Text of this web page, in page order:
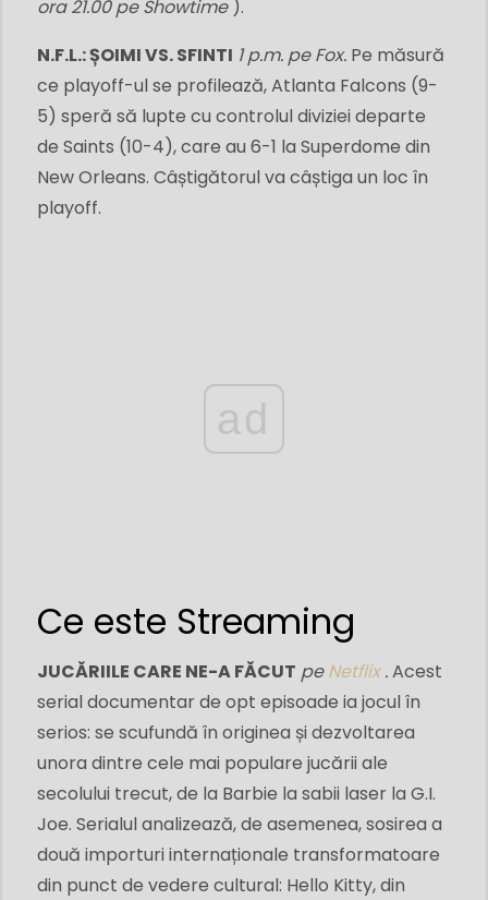
ora 21.00 pe Showtime).
N.F.L.: ȘOIMI VS. SFINTI 1 p.m. pe Fox. Pe măsură
ce playoff-ul se profilează, Atlanta Falcons (9-
5) speră să lupte cu controlul diviziei departe
de Saints (10-4), care au 6-1 la Superdome din
New Orleans. Câștigătorul va câștiga un loc în
playoff.
ad
Ce este Streaming
JUCĂRIILE CARE NE-A FĂCUT pe Netflix .Acest
serial documentar de opt episoade ia jocul în
serios: se scufundă în originea și dezvoltarea
unora dintre cele mai populare jucării ale
secolului trecut, de la Barbie la sabii laser la G.I.
Joe. Serialul analizează, de asemenea, sosirea a
două importuri internaționale transformatoare
din punct de vedere cultural: Hello Kitty, din